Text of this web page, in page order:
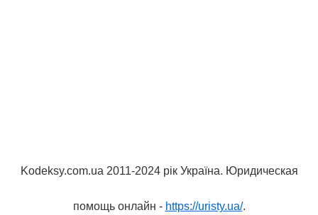
Kodeksy.com.ua 2011-2024 рік Україна. Юридическая
помощь онлайн - https://uristy.ua/.